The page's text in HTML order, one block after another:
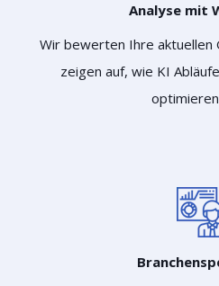
Analyse mit
Wir bewerten Ihre aktuellen
zeigen auf, wie KI
optimieren